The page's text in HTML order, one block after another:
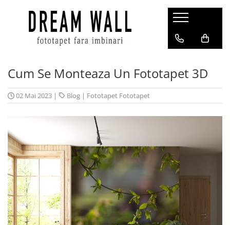
Fototapet fara imbinari
Abstract
Arhitectura
Fluid Art
Forme Geometrice
Fototapet 3D
Frescă
Frunze
Natura
Peisaj
Pentru copii
Cum Se Monteaza Un Fototapet 3D
02 Mai 2023 | Blog | Fototapet Fototapet